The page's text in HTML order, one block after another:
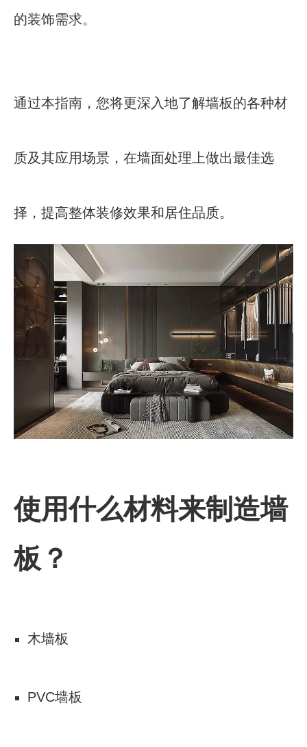
的装饰需求。
通过本指南，您将更深入地了解墙板的各种材
质及其应用场景，在墙面处理上做出最佳选
择，提高整体装修效果和居住品质。
使用什么材料来制造墙
板？
木墙板
PVC墙板